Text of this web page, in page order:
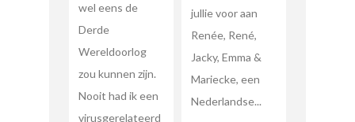
wel eens de
Derde
Wereldoorlog
zou kunnen zijn.
Nooit had ik een
virusgerelateerd
jullie voor aan
Renée, René,
Jacky, Emma &
Mariecke, een
Nederlandse...